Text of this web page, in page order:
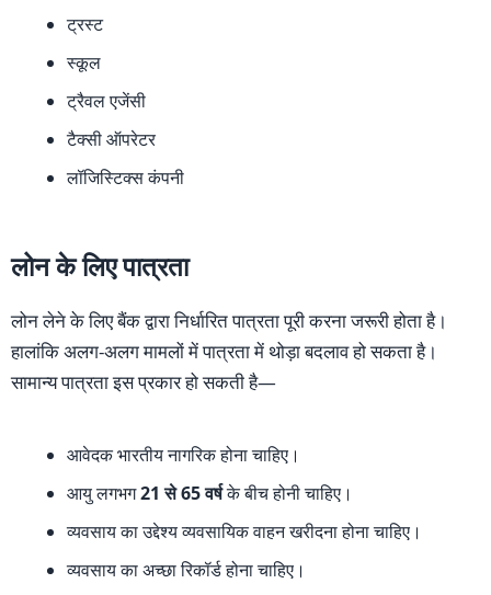
ट्रस्ट
स्कूल
ट्रैवल एजेंसी
टैक्सी ऑपरेटर
लॉजिस्टिक्स कंपनी
लोन के लिए पात्रता
लोन लेने के लिए बैंक द्वारा निर्धारित पात्रता पूरी करना जरूरी होता है।
हालांकि अलग-अलग मामलों में पात्रता में थोड़ा बदलाव हो सकता है।
सामान्य पात्रता इस प्रकार हो सकती है—
आवेदक भारतीय नागरिक होना चाहिए।
आयु लगभग21 से 65 वर्षके बीच होनी चाहिए।
व्यवसाय का उद्देश्य व्यवसायिक वाहन खरीदना होना चाहिए।
व्यवसाय का अच्छा रिकॉर्ड होना चाहिए।